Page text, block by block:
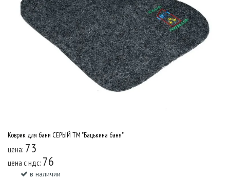
Коврик для бани СЕРЫЙ ТМ "Бацькина баня"
цена: 73
цена c ндс: 76
в наличии